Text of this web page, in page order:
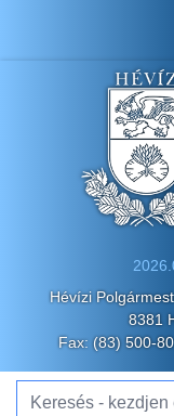
Hévízi
8381
Fax: (83) 500-